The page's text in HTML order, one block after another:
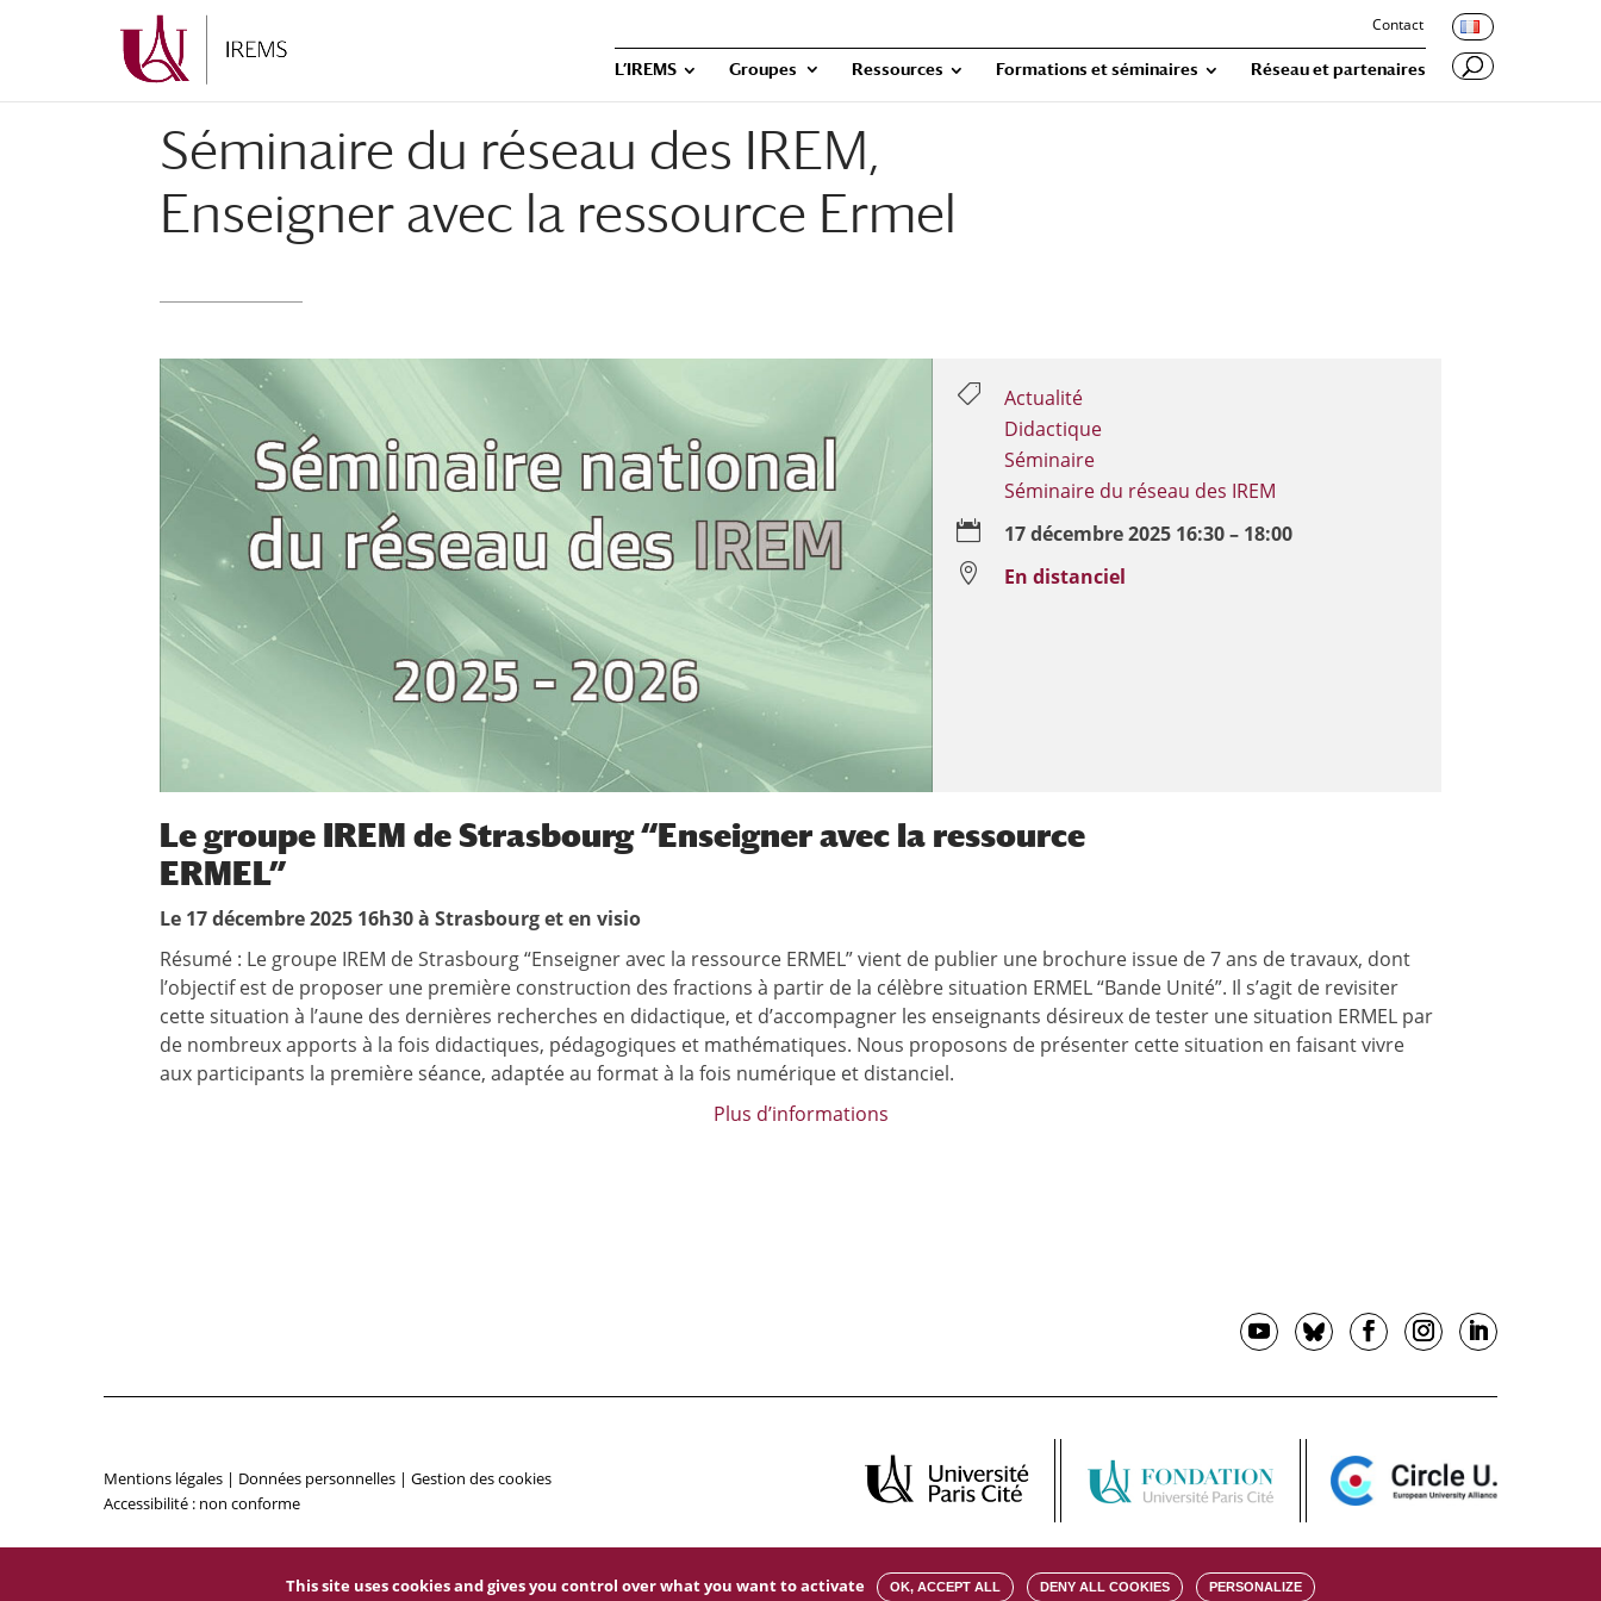
principal
navigation
Contact
L’IREMS Groupes Ressources Formations et séminaires Réseau et partenaires
Séminaire du réseau des IREM,
Enseigner avec la ressource Ermel

Actualité
Didactique
Séminaire
Séminaire du réseau des IREM
 17 décembre 2025 16:30 – 18:00
 En distanciel
Le groupe IREM de Strasbourg “Enseigner avec la ressource
ERMEL”
Le 17 décembre 2025 16h30 à Strasbourg et en visio
Résumé : Le groupe IREM de Strasbourg “Enseigner avec la ressource ERMEL” vient de publier une brochure issue de 7 ans de travaux, dont
l’objectif est de proposer une première construction des fractions à partir de la célèbre situation ERMEL “Bande Unité”. Il s’agit de revisiter
cette situation à l’aune des dernières recherches en didactique, et d’accompagner les enseignants désireux de tester une situation ERMEL par
de nombreux apports à la fois didactiques, pédagogiques et mathématiques. Nous proposons de présenter cette situation en faisant vivre
aux participants la première séance, adaptée au format à la fois numérique et distanciel.
Plus d’informations
Mentions légales | Données personnelles | Gestion des cookies
Accessibilité : non conforme
This site uses cookies and gives you control over what you want to activate OK, ACCEPT ALL DENY ALL COOKIES PERSONALIZE